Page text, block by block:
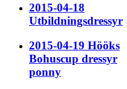
2015-04-18
Utbildningsdressyr
2015-04-19 Hööks
Bohuscup dressyr
ponny